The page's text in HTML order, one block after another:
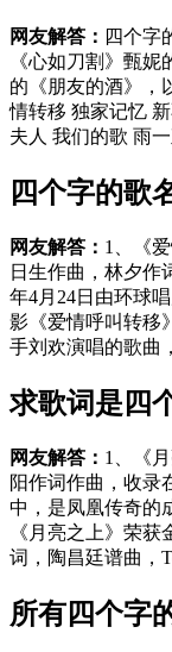
网友解答： 四个字
《心如刀割》甄
的《朋友的酒》，
情转移 独家记忆
夫人 我们的歌 雨一
四个字的歌
网友解答： 1、《
日生作曲，林夕作
年4月24日由环球
影《爱情呼叫转移
手刘欢演唱的歌曲
求歌词是四
网友解答： 1、《
阳作词作曲，收录
中，是凤凰传奇的
《月亮之上》荣
词，陶昌廷谱曲，
所有四个字